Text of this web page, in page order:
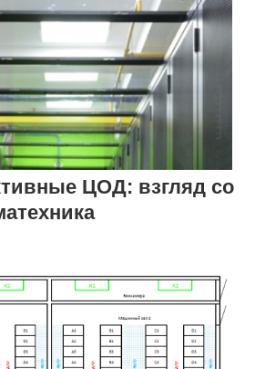
ЦОД: взгляд со